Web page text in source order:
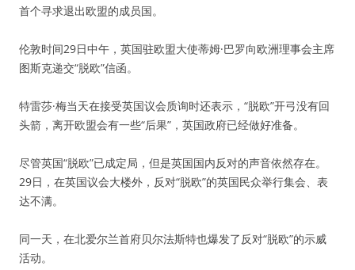
首个寻求退出欧盟的成员国。
伦敦时间29日中午，英国驻欧盟大使蒂姆·巴罗向欧洲理事会主席
图斯克递交“脱欧”信函。
特雷莎·梅当天在接受英国议会质询时还表示，“脱欧”开弓没有回
头箭，离开欧盟会有一些“后果”，英国政府已经做好准备。
尽管英国“脱欧”已成定局，但是英国国内反对的声音依然存在。
29日，在英国议会大楼外，反对“脱欧”的英国民众举行集会、表
达不满。
同一天，在北爱尔兰首府贝尔法斯特也爆发了反对“脱欧”的示威
活动。